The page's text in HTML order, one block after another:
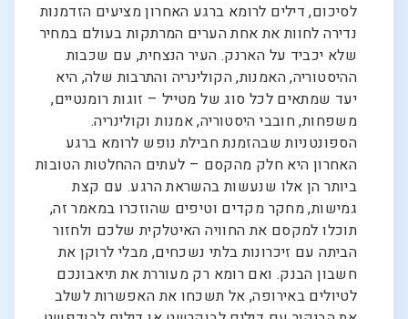
לסיכום, דילים לרומא ברגע האחרון מציעים הזדמנות
נדירה לחוות את אחת הערים המרתקות בעולם במחיר
שלא יכביד על הארנק. העיר הנצחית, עם שכבות
ההיסטוריה, האמנות, הקולינריה והתרבות שלה, היא
יעד שמתאים לכל סוג של מטייל – זוגות רומנטיים,
משפחות, חובבי היסטוריה, אמנות וקולינריה.
הספונטניות שבהזמנת חבילת נופש לרומא ברגע
האחרון היא חלק מהקסם – לעתים ההחלטות הטובות
ביותר הן אלו שנעשות בהשראת הרגע. עם קצת
גמישות, מחקר מקדים וטיפים שהוזכרו במאמר זה,
תוכלו למקסם את החוויה האיטלקית שלכם ולחזור
הביתה עם זיכרונות בלתי נשכחים, מבלי לרוקן את
חשבון הבנק. ואם רומא רק מעוררת את תיאבונכם
לטיולים באירופה, אל תשכחו את האפשרות לשלב